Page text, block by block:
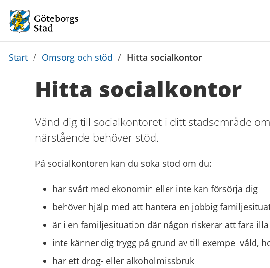
Du
Start / Omsorg och stöd / Hitta socialkontor
Hitta socialkontor
Vänd dig till socialkontoret i ditt stadsområde
närstående behöver stöd.
På socialkontoren kan du söka stöd om du:
har svårt med ekonomin eller inte kan försörja dig
behöver hjälp med att hantera en jobbig
är i en familjesituation där någon riskerar att fara illa
inte känner dig trygg på grund av till exempel våld,
har ett drog- eller alkoholmissbruk